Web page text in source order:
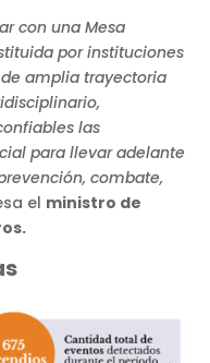
con una Mesa
por instituciones
amplia trayectoria
las
para llevar adelante
combate,
el ministro de